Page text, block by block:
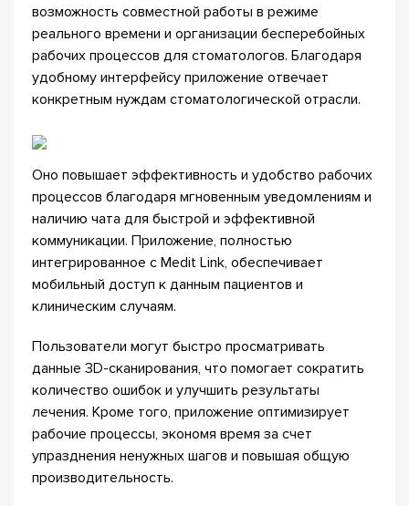
возможность совместной работы в режиме
реального времени и организации бесперебойных
рабочих процессов для стоматологов. Благодаря
удобному интерфейсу приложение отвечает
конкретным нуждам стоматологической отрасли.
Оно повышает эффективность и удобство рабочих
процессов благодаря мгновенным уведомлениям и
наличию чата для быстрой и эффективной
коммуникации. Приложение, полностью
интегрированное с Medit Link, обеспечивает
мобильный доступ к данным пациентов и
клиническим случаям.
Пользователи могут быстро просматривать
данные 3D-сканирования, что помогает сократить
количество ошибок и улучшить результаты
лечения. Кроме того, приложение оптимизирует
рабочие процессы, экономя время за счет
упразднения ненужных шагов и повышая общую
производительность.